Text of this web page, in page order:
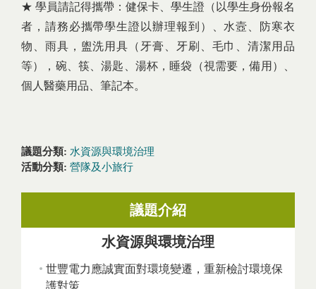
★ 學員請記得攜帶：健保卡、學生證（以學生身份報名
者，請務必攜帶學生證以辦理報到）、水壼、防寒衣
物、雨具，盥洗用具（牙膏、牙刷、毛巾、清潔用品
等），碗、筷、湯匙、湯杯，睡袋（視需要，備用）、
個人醫藥用品、筆記本。
議題分類: 水資源與環境治理
活動分類: 營隊及小旅行
議題介紹
水資源與環境治理
世豐電力應誠實面對環境變遷，重新檢討環境保
護對策